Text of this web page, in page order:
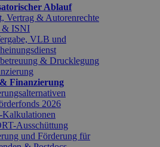
Ablauf
Vertrag & Autorenrechte
& ISNI
VLB und
& Drucklegung
Finanzierung
2026
Kalkulationen
Ausschüttung
und Förderung für